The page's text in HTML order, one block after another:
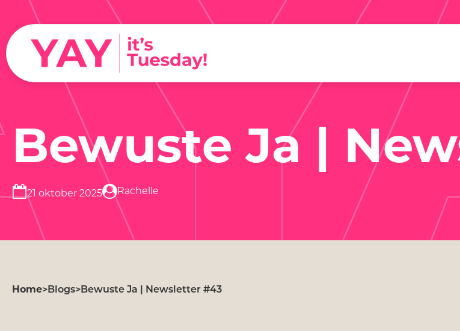
Bewuste Ja |
21 oktober 2025 Rachelle
Home>Blogs>Bewuste Ja | Newsletter #43